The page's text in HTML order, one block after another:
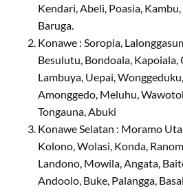
Kendari, Abeli, Poasia,
Baruga.
Konawe : Soropia,
Besulutu, Bondoala, Kapoiala,
Lambuya, Uepai,
Amonggedo, Meluhu,
Tongauna, Abuki
Konawe Selatan : Moramo
Kolono, Wolasi, Konda,
Landono, Mowila, Angata,
Andoolo, Buke, Palangga,